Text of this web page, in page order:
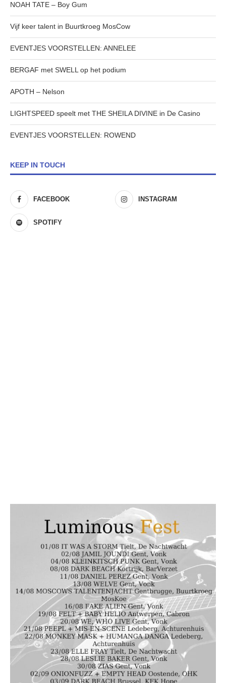
NOAH TATE – Boy Gum
Vijf keer talent in Buurtkroeg MosCow
EVENTJES VOORSTELLEN: ANNELEE
BERGAF met SWELL op het podium
APOTH – Nelson
LIGHTSPEED speelt met THE SHEILA DIVINE in De Casino
EVENTJES VOORSTELLEN: ROWEND
KEEP IN TOUCH
FACEBOOK INSTAGRAM
SPOTIFY